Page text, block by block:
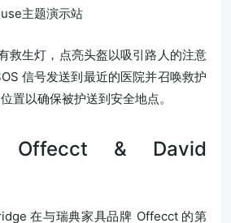
救生灯，点亮头盔以吸引路人的注意
信号发送到最近的医院并召唤救护
置以确保被护送到安全地点。
Offecct & David
在与瑞典家具品牌 Offecct 的第